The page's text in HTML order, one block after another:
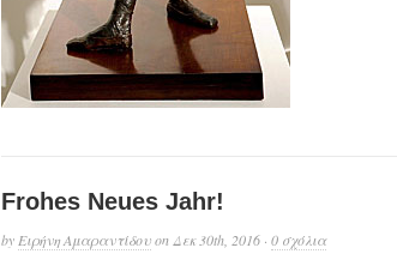
Frohes Neues Jahr!
by Ειρήνη Αμαραντίδουon Δεκ 30th, 2016 · 0 σχόλια